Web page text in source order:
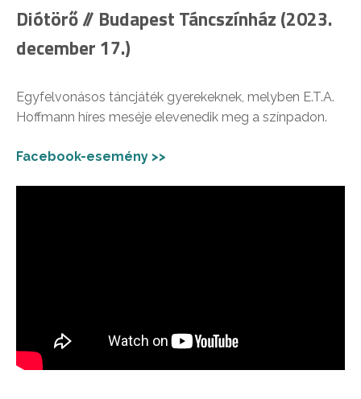
Diótörő // Budapest Táncszínház (2023.
december 17.)
Egyfelvonásos táncjáték gyerekeknek, melyben E.T.A.
Hoffmann híres meséje elevenedik meg a színpadon.
Facebook-esemény >>